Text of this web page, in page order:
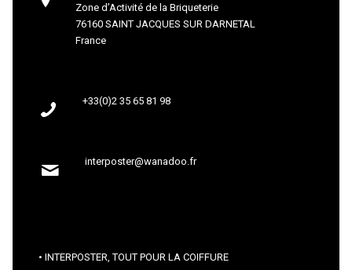
Zone d’Activité de la Briqueterie
76160 SAINT JACQUES SUR DARNETAL
France
+33(0)2 35 65 81 98
interposter@wanadoo.fr
INTERPOSTER, TOUT POUR LA COIFFURE